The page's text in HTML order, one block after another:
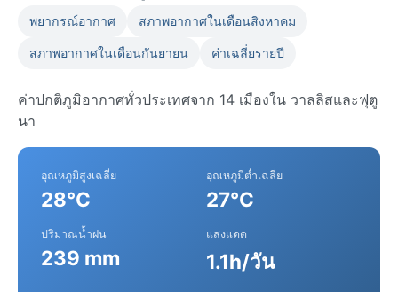
พยากรณ์อากาศ สภาพอากาศในเดือนสิงหาคม
สภาพอากาศในเดือนกันยายน ค่าเฉลี่ยรายปี
ค่าปกติภูมิอากาศทั่วประเทศจาก 14 เมืองใน วาลลิสและฟุตู
นา
อุณหภูมิสูงเฉลี่ย
28°C
อุณหภูมิต่ำเฉลี่ย
27°C
ปริมาณน้ำฝน
239 mm
แสงแดด
1.1h/วัน